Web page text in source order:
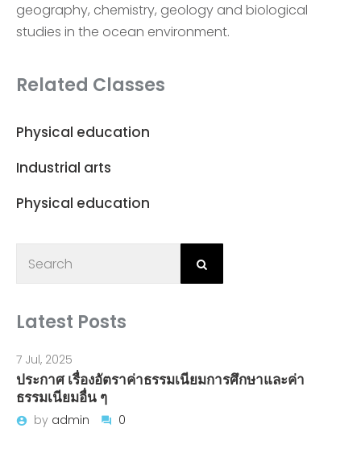
geography, chemistry, geology and biological
studies in the ocean environment.
Related Classes
Physical education
Industrial arts
Physical education
Latest Posts
7 Jul, 2025
ประกาศ เรื่องอัตราค่าธรรมเนียมการศึกษาและค่า
ธรรมเนียมอื่น ๆ
by admin 0